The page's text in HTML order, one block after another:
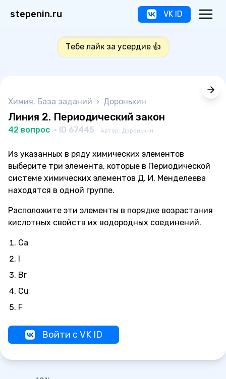
stepenin.ru VK ID
Тебе лайк за усердие 👍
Химия. База заданий › Доронькин
Линия 2. Периодический закон
42 вопрос · ID 67445 Автор: Доронькин
Из указанных в ряду химических элементов
выберите три элемента, которые в Периодической
системе химических элементов Д. И. Менделеева
находятся в одной группе.
Расположите эти элементы в порядке возрастания
кислотных свойств их водородных соединений.
Ca
I
Br
Cu
F
Войти с VK ID